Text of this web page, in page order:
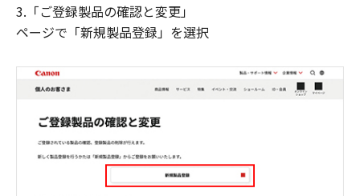
3.「ご登録製品の確認と変更」
ページで「新規製品登録」を選択